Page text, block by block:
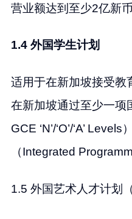
营业额达到至少2亿新币
1.4 外国学生计划
适用于在新加坡接受教
在新加坡通过至少一项
GCE ‘N’/‘O’/‘A’
（Integrated
1.5 外国艺术人才计划